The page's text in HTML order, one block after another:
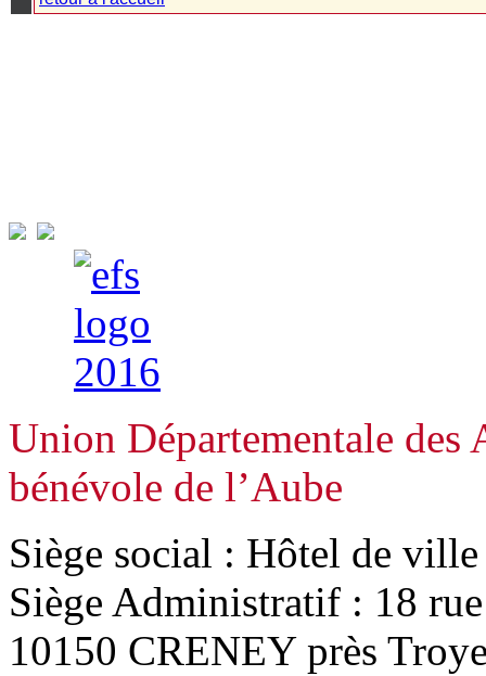
Union Départementale des
bénévole de l’Aube
Siège social : Hôtel de
Siège Administratif : 18 rue
10150 CRENEY près